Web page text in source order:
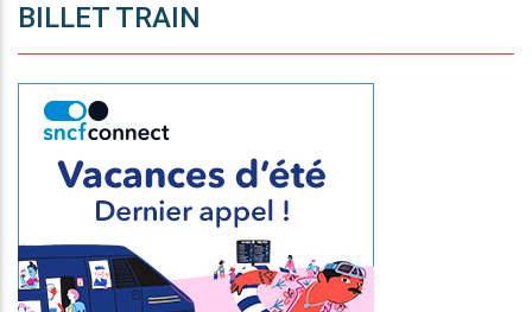
BILLET TRAIN